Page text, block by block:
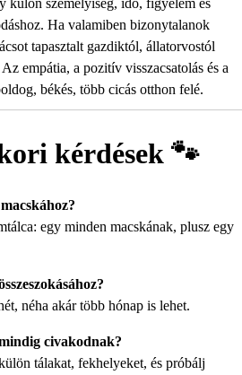
külön személyiség, idő, figyelem és
Ha valamiben bizonytalanok
tapasztalt gazdiktól, állatorvostól
empátia, a pozitív visszacsatolás és a
békés, több cicás otthon felé.
kérdések 🐾
egy minden macskának, plusz egy
néha akár több hónap is lehet.
civakodnak?
tálakat, fekhelyeket, és próbálj